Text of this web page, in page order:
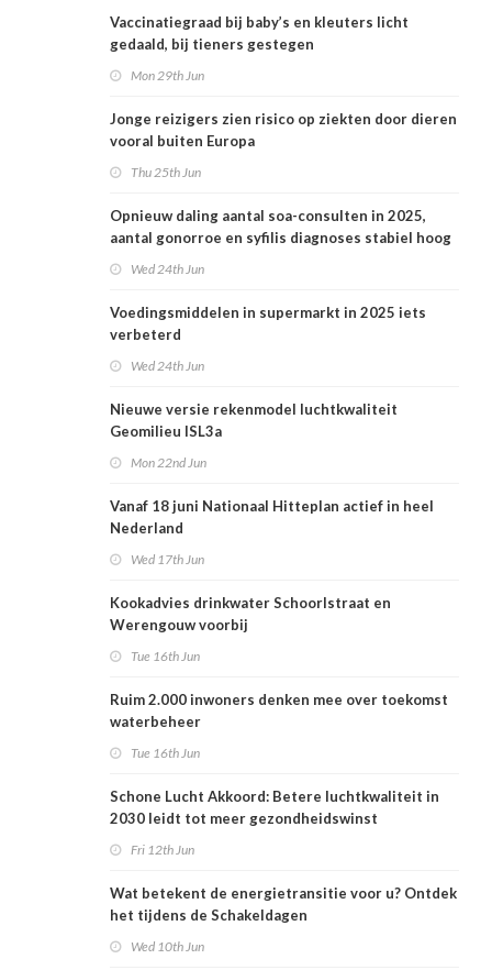
Vaccinatiegraad bij baby’s en kleuters licht
gedaald, bij tieners gestegen
Mon 29th Jun
Jonge reizigers zien risico op ziekten door dieren
vooral buiten Europa
Thu 25th Jun
Opnieuw daling aantal soa-consulten in 2025,
aantal gonorroe en syfilis diagnoses stabiel hoog
Wed 24th Jun
Voedingsmiddelen in supermarkt in 2025 iets
verbeterd
Wed 24th Jun
Nieuwe versie rekenmodel luchtkwaliteit
Geomilieu ISL3a
Mon 22nd Jun
Vanaf 18 juni Nationaal Hitteplan actief in heel
Nederland
Wed 17th Jun
Kookadvies drinkwater Schoorlstraat en
Werengouw voorbij
Tue 16th Jun
Ruim 2.000 inwoners denken mee over toekomst
waterbeheer
Tue 16th Jun
Schone Lucht Akkoord: Betere luchtkwaliteit in
2030 leidt tot meer gezondheidswinst
Fri 12th Jun
Wat betekent de energietransitie voor u? Ontdek
het tijdens de Schakeldagen
Wed 10th Jun